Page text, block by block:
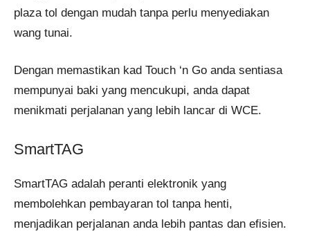
plaza tol dengan mudah tanpa perlu menyediakan
wang tunai.
Dengan memastikan kad Touch ‘n Go anda sentiasa
mempunyai baki yang mencukupi, anda dapat
menikmati perjalanan yang lebih lancar di WCE.
SmartTAG
SmartTAG adalah peranti elektronik yang
membolehkan pembayaran tol tanpa henti,
menjadikan perjalanan anda lebih pantas dan efisien.